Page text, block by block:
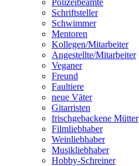
Polizeibeamte
Schriftsteller
Schwimmer
Mentoren
Kollegen/Mitarbeiter
Angestellte/Mitarbeiter
Veganer
Freund
Faultiere
neue Väter
Gitarristen
frischgebackene Mütter
Filmliebhaber
Weinliebhaber
Musikliebhaber
Hobby-Schreiner